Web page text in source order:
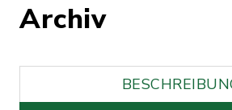
Archiv